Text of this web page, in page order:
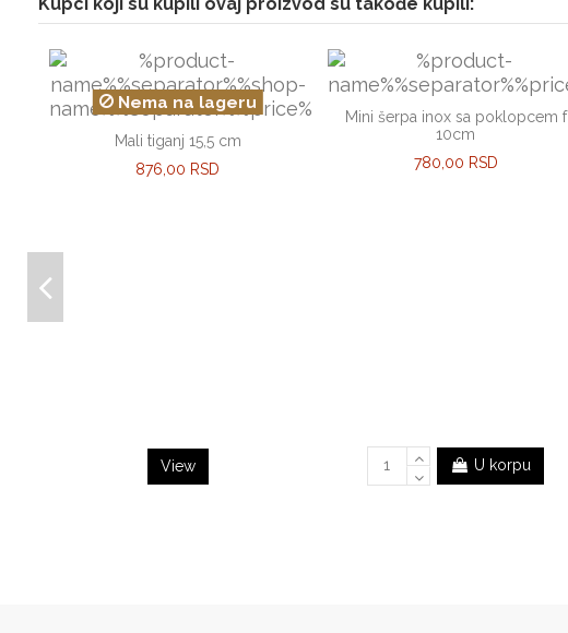
Kupci koji su kupili ovaj proizvod su takođe kupili:
Nema na lageru
Mali tiganj 15,5 cm
876,00 RSD
View
Mini šerpa inox sa poklopcem f
10cm
780,00 RSD
U korpu